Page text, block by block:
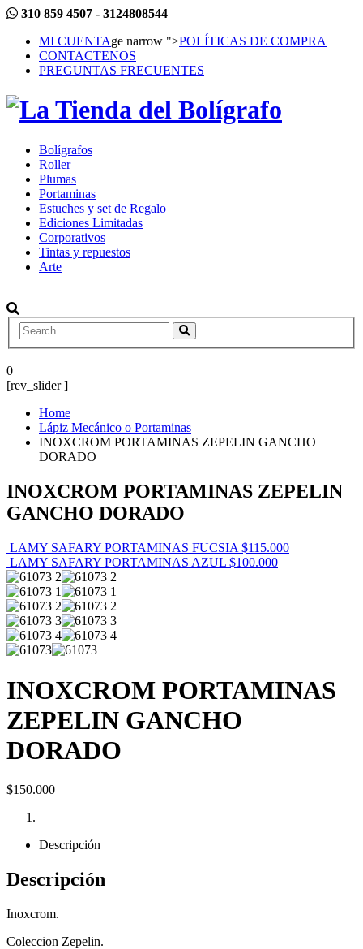
310 859 4507 - 3124808544|
MI CUENTAge narrow ">POLÍTICAS DE COMPRA
CONTACTENOS
PREGUNTAS FRECUENTES
Bolígrafos
Roller
Plumas
Portaminas
Estuches y set de Regalo
Ediciones Limitadas
Corporativos
Tintas y repuestos
Arte
0
[rev_slider ]
Home
Lápiz Mecánico o Portaminas
INOXCROM PORTAMINAS ZEPELIN GANCHO
DORADO
INOXCROM PORTAMINAS ZEPELIN
GANCHO DORADO
LAMY SAFARY PORTAMINAS FUCSIA $115.000
LAMY SAFARY PORTAMINAS AZUL $100.000
INOXCROM PORTAMINAS
ZEPELIN GANCHO
DORADO
$150.000
Descripción
Descripción
Inoxcrom.
Coleccion Zepelin.